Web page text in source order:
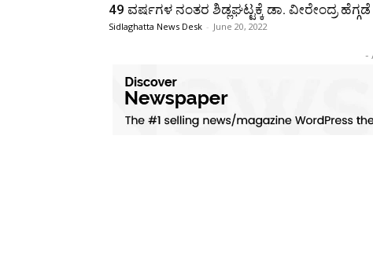
49 ವರ್ಷಗಳ ನಂತರ ಶಿಡ್ಲಘಟ್ಟಕ್ಕೆ ಡಾ. ವೀರೇಂದ್ರ ಹೆಗ್ಗಡೆ
Sidlaghatta News Desk - June 20, 2022
-